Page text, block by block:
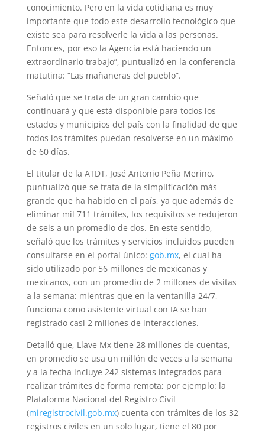
conocimiento. Pero en la vida cotidiana es muy
importante que todo este desarrollo tecnológico que
existe sea para resolverle la vida a las personas.
Entonces, por eso la Agencia está haciendo un
extraordinario trabajo”, puntualizó en la conferencia
matutina: “Las mañaneras del pueblo”.
Señaló que se trata de un gran cambio que
continuará y que está disponible para todos los
estados y municipios del país con la finalidad de que
todos los trámites puedan resolverse en un máximo
de 60 días.
El titular de la ATDT, José Antonio Peña Merino,
puntualizó que se trata de la simplificación más
grande que ha habido en el país, ya que además de
eliminar mil 711 trámites, los requisitos se redujeron
de seis a un promedio de dos. En este sentido,
señaló que los trámites y servicios incluidos pueden
consultarse en el portal único: gob.mx, el cual ha
sido utilizado por 56 millones de mexicanas y
mexicanos, con un promedio de 2 millones de visitas
a la semana; mientras que en la ventanilla 24/7,
funciona como asistente virtual con IA se han
registrado casi 2 millones de interacciones.
Detalló que, Llave Mx tiene 28 millones de cuentas,
en promedio se usa un millón de veces a la semana
y a la fecha incluye 242 sistemas integrados para
realizar trámites de forma remota; por ejemplo: la
Plataforma Nacional del Registro Civil
(miregistrocivil.gob.mx) cuenta con trámites de los 32
registros civiles en un solo lugar, tiene el 80 por